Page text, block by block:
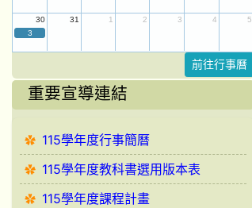
30 31 1 2 3 4
5
3
前往行事曆
重要宣導連結
115學年度行事簡曆
115學年度教科書選用版本表
115學年度課程計畫